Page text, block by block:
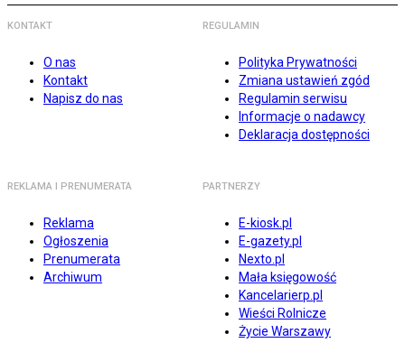
KONTAKT
O nas
Kontakt
Napisz do nas
REGULAMIN
Polityka Prywatności
Zmiana ustawień zgód
Regulamin serwisu
Informacje o nadawcy
Deklaracja dostępności
REKLAMA I PRENUMERATA
Reklama
Ogłoszenia
Prenumerata
Archiwum
PARTNERZY
E-kiosk.pl
E-gazety.pl
Nexto.pl
Mała księgowość
Kancelarierp.pl
Wieści Rolnicze
Życie Warszawy